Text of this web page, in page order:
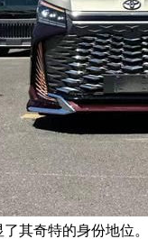
其奇特的身份地位